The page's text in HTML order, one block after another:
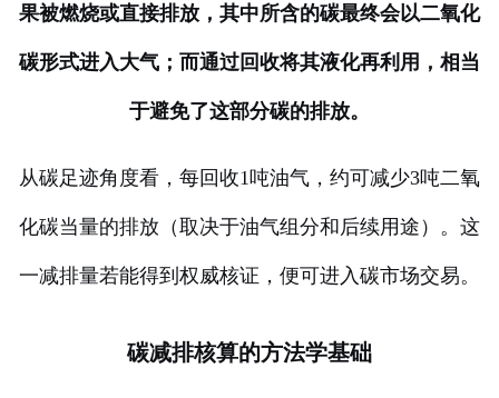
果被燃烧或直接排放，其中所含的碳最终会以二氧化
碳形式进入大气；而通过回收将其液化再利用，相当
于避免了这部分碳的排放。
从碳足迹角度看，每回收1吨油气，约可减少3吨二氧
化碳当量的排放（取决于油气组分和后续用途）。这
一减排量若能得到权威核证，便可进入碳市场交易。
碳减排核算的方法学基础